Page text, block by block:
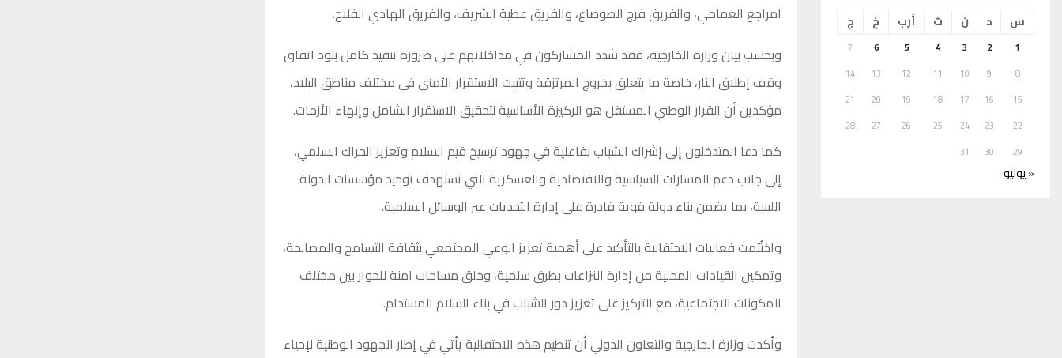
امراجع العمامي، والفريق فرج الصوصاع، والفريق عطية الشريف، والفريق الهادي الفلاح.
وبحسب بيان وزارة الخارجية، فقد شدد المشاركون في مداخلاتهم على ضرورة تنفيذ كامل بنود اتفاق
وقف إطلاق النار، خاصة ما يتعلق بخروج المرتزقة وتثبيت الاستقرار الأمني في مختلف مناطق البلاد،
مؤكدين أن القرار الوطني المستقل هو الركيزة الأساسية لتحقيق الاستقرار الشامل وإنهاء الأزمات.
كما دعا المتدخلون إلى إشراك الشباب بفاعلية في جهود ترسيخ قيم السلام وتعزيز الحراك السلمي،
إلى جانب دعم المسارات السياسية والاقتصادية والعسكرية التي تستهدف توحيد مؤسسات الدولة
الليبية، بما يضمن بناء دولة قوية قادرة على إدارة التحديات عبر الوسائل السلمية.
واختُتمت فعاليات الاحتفالية بالتأكيد على أهمية تعزيز الوعي المجتمعي بثقافة التسامح والمصالحة،
وتمكين القيادات المحلية من إدارة النزاعات بطرق سلمية، وخلق مساحات آمنة للحوار بين مختلف
المكونات الاجتماعية، مع التركيز على تعزيز دور الشباب في بناء السلام المستدام.
وأكدت وزارة الخارجية والتعاون الدولي أن تنظيم هذه الاحتفالية يأتي في إطار الجهود الوطنية لإحياء
س
د ن ث أرب خ ج
1
2
3
4
5
6
7
8
9
10
11
12
13
14
15
16
17
18
19
20
21
22
23
24
25
26
27
28
29
30
31
« يوليو